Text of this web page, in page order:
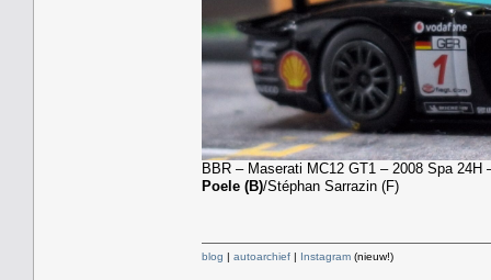
BBR – Maserati MC12 GT1 – 2008 Spa
Poele (B)/Stéphan Sarrazin (F)
blog | autoarchief | Instagram (nieuw!)